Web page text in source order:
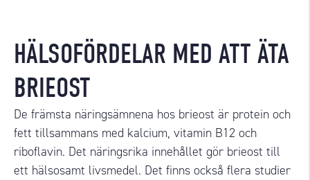
HÄLSOFÖRDELAR MED ATT ÄTA
BRIEOST
De främsta näringsämnena hos brieost är protein och
fett tillsammans med kalcium, vitamin B12 och
riboflavin. Det näringsrika innehållet gör brieost till
ett hälsosamt livsmedel. Det finns också flera studier